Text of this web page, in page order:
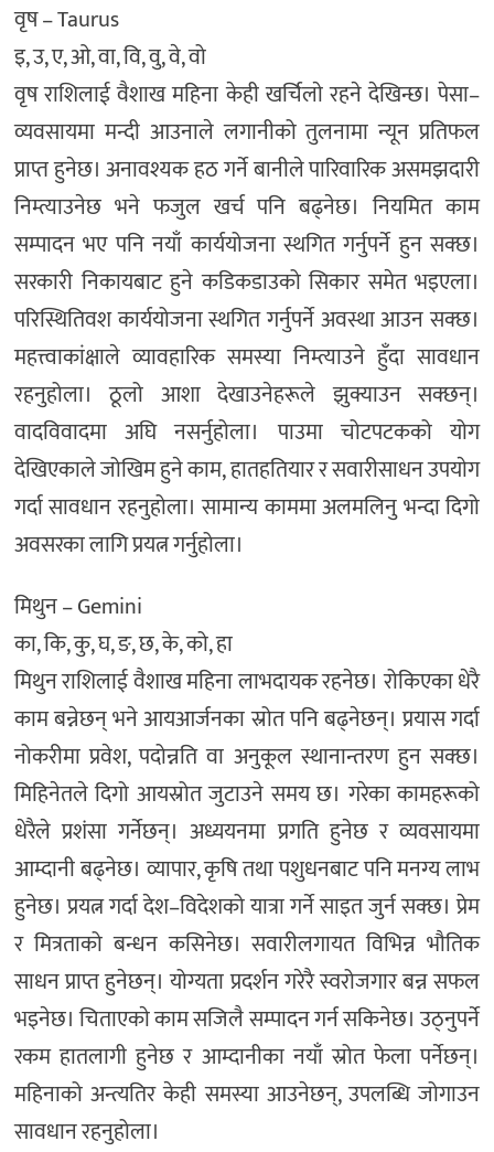
वृष – Taurus
इ, उ, ए, ओ, वा, वि, वु, वे, वो
वृष राशिलाई वैशाख महिना केही खर्चिलाे रहने देखिन्छ। पेसा–
व्यवसायमा मन्दी आउनाले लगानीको तुलनामा न्यून प्रतिफल
प्राप्त हुनेछ। अनावश्यक हठ गर्ने बानीले पारिवारिक असमझदारी
निम्त्याउनेछ भने फजुल खर्च पनि बढ्नेछ। नियमित काम
सम्पादन भए पनि नयाँ कार्ययोजना स्थगित गर्नुपर्ने हुन सक्छ।
सरकारी निकायबाट हुने कडिकडाउको सिकार समेत भइएला।
परिस्थितिवश कार्ययोजना स्थगित गर्नुपर्ने अवस्था आउन सक्छ।
महत्त्वाकांक्षाले व्यावहारिक समस्या निम्त्याउने हुँदा सावधान
रहनुहोला। ठूलो आशा देखाउनेहरूले झुक्याउन सक्छन्।
वादविवादमा अघि नसर्नुहोला। पाउमा चोटपटकको योग
देखिएकाले जोखिम हुने काम, हातहतियार र सवारीसाधन उपयाेग
गर्दा सावधान रहनुहोला। सामान्य काममा अलमलिनु भन्दा दिगो
अवसरका लागि प्रयत्न गर्नुहोला।
मिथुन – Gemini
का, कि, कु, घ, ङ, छ, के, को, हा
मिथुन राशिलाई वैशाख महिना लाभदायक रहनेछ। रोकिएका धेरै
काम बन्नेछन् भने आयआर्जनका स्रोत पनि बढ्नेछन्। प्रयास गर्दा
नोकरीमा प्रवेश, पदोन्नति वा अनुकूल स्थानान्तरण हुन सक्छ।
मिहिनेतले दिगो आयस्रोत जुटाउने समय छ। गरेका कामहरूको
धेरैले प्रशंसा गर्नेछन्। अध्ययनमा प्रगति हुनेछ र व्यवसायमा
आम्दानी बढ्नेछ। व्यापार, कृषि तथा पशुधनबाट पनि मनग्य लाभ
हुनेछ। प्रयत्न गर्दा देश–विदेशको यात्रा गर्ने साइत जुर्न सक्छ। प्रेम
र मित्रताको बन्धन कसिनेछ। सवारीलगायत विभिन्न भौतिक
साधन प्राप्त हुनेछन्। योग्यता प्रदर्शन गरेरै स्वरोजगार बन्न सफल
भइनेछ। चिताएकाे काम सजिलै सम्पादन गर्न सकिनेछ। उठ्नुपर्ने
रकम हातलागी हुनेछ र आम्दानीका नयाँ स्रोत फेला पर्नेछन्।
महिनाको अन्त्यतिर केही समस्या आउनेछन्, उपलब्धि जोगाउन
सावधान रहनुहोला।